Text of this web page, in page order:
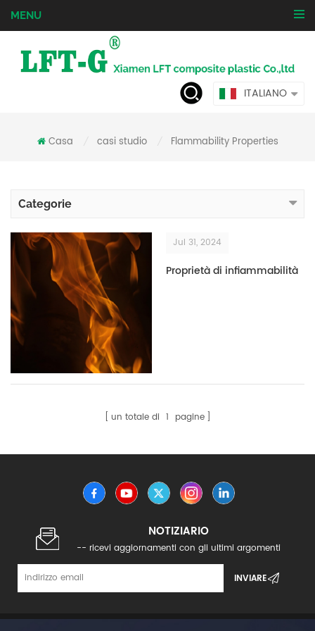
MENU
ITALIANO
Casa casi studio Flammability Properties
Categorie
Jul 31, 2024
Proprietà di infiammabilità
un totale di 1 pagine
NOTIZIARIO
-- ricevi aggiornamenti con gli ultimi argomenti